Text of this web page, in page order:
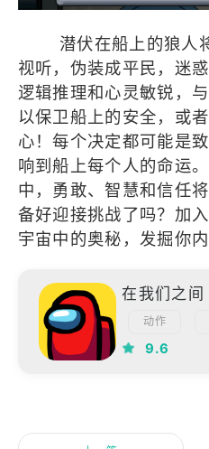
潜伏在船上的狼人将
视听，伪装成平民，迷
逻辑推理和心灵敏锐，
以保卫船上的安全，或
心！每个决定都可能是
响到船上每个人的命运
中，勇敢、智慧和信任
备好迎接挑战了吗？加
宇宙中的奥秘，发掘你
在我们之间
动作
多人
9.6